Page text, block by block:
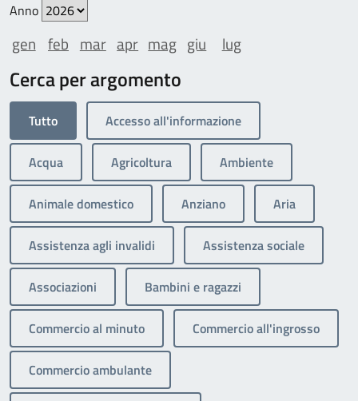
Anno
gen feb mar apr mag giu lug
Cerca per argomento
Tutto Accesso all'informazione
Acqua Agricoltura Ambiente
Animale domestico Anziano Aria
Assistenza agli invalidi Assistenza sociale
Associazioni Bambini e ragazzi
Commercio al minuto Commercio all'ingrosso
Commercio ambulante